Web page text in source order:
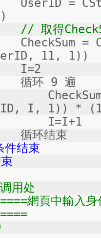
=
11, 1))
9 遍
=
I, 1)) *
束
束
用处
網頁中輸入身